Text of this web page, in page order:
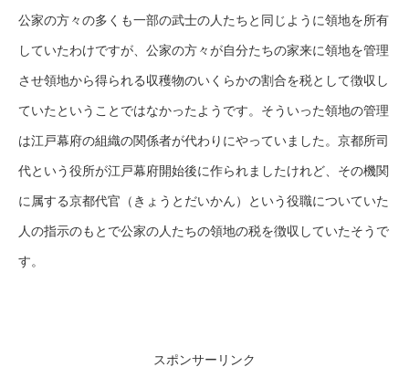
公家の方々の多くも一部の武士の人たちと同じように領地を所有
していたわけですが、公家の方々が自分たちの家来に領地を管理
させ領地から得られる収穫物のいくらかの割合を税として徴収し
ていたということではなかったようです。そういった領地の管理
は江戸幕府の組織の関係者が代わりにやっていました。京都所司
代という役所が江戸幕府開始後に作られましたけれど、その機関
に属する京都代官（きょうとだいかん）という役職についていた
人の指示のもとで公家の人たちの領地の税を徴収していたそうで
す。
スポンサーリンク